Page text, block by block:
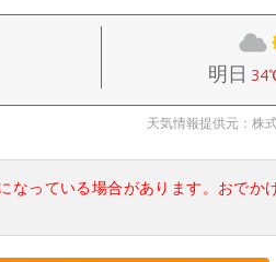
明日
天気情報提供元：株
なっている場合があります。おでか